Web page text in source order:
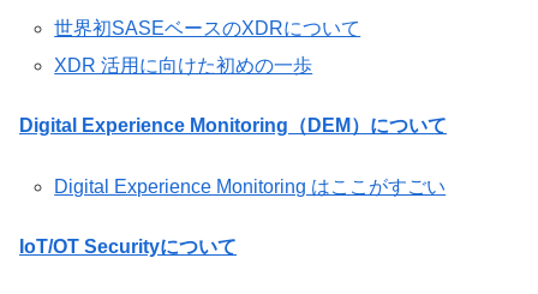
世界初SASEベースのXDRについて
XDR 活用に向けた初めの一歩
Digital Experience Monitoring（DEM）について
Digital Experience Monitoring はここがすごい
IoT/OT Securityについて